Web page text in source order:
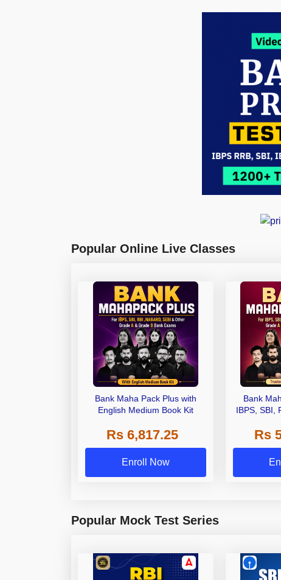
Popular Online Live Classes
Bank Maha Pack Plus with
English Medium Book Kit
Rs 6,817.25
Enroll Now
Bank
IBPS, SBI,
OtherRs
Popular Mock Test Series